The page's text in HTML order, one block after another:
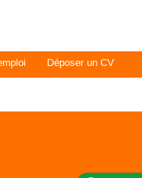
Déposer un CV